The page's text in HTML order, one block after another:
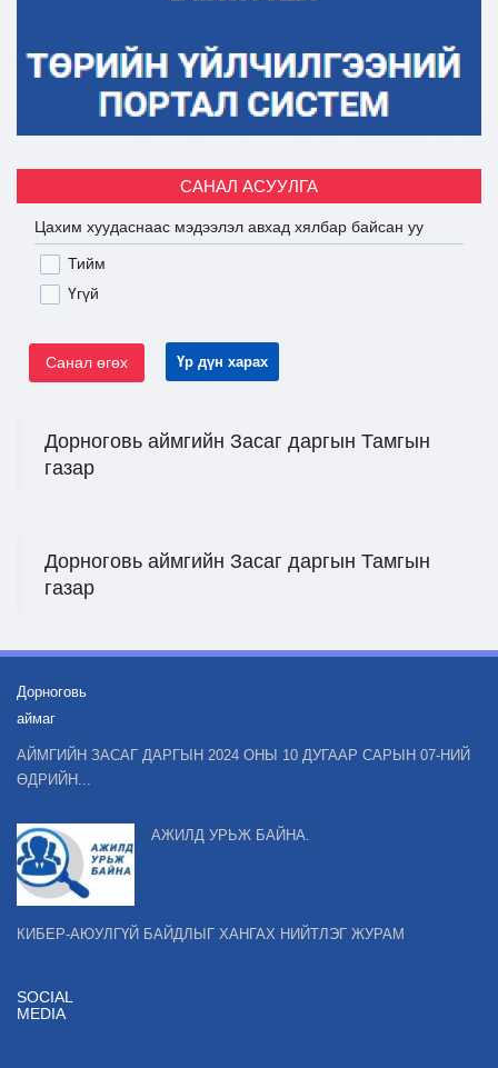
САНАЛ АСУУЛГА
Цахим хуудаснаас мэдээлэл авхад хялбар байсан уу
Тийм
Үгүй
Санал өгөх Үр дүн харах
Дорноговь аймгийн Засаг даргын Тамгын
газар
Дорноговь аймгийн Засаг даргын Тамгын
газар
Дорноговь
аймаг
АЙМГИЙН ЗАСАГ ДАРГЫН 2024 ОНЫ 10 ДУГААР САРЫН 07-НИЙ
ӨДРИЙН...
АЖИЛД УРЬЖ БАЙНА.
КИБЕР-АЮУЛГҮЙ БАЙДЛЫГ ХАНГАХ НИЙТЛЭГ ЖУРАМ
SOCIAL
MEDIA